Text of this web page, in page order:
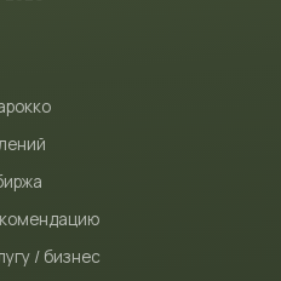
/ бизнес